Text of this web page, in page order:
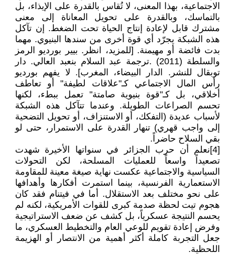
الاجتماعية، بهذا المعنى، لا تُقاس بالقدرة على الإيذاء، بل
بالتماسك، وبالقدرة على تحويل المعاناة إلى معنى
مشترك قابل لإعادة إنتاج الحياة تحت الضغط. إن تآكل
هذه الشبكة يجرّد أي قوة أخرى من سندها البنيوي. مهما
بدت فائضة أو مهيمنة. [للمزيد، انظر. بيير بورديو الرمز
والسلطة (2011) .ترجمة عبد السلام بنعبد العالي. دار
توبقال للنشر. الدار البيضاء، المغرب]. لا يفهم بورديو
رأس المال الاجتماعي كـ"علاقات لطيفة" أو تعاطف
أخلاقي، بل كـ"قوة بنيوية صامتة" تعمل ببطء، لكنها
تحسم الصراعات الطويلة. وعندما تتآكل هذه الشبكة
لأسباب عديدة (التفكك، أو الاستنزاف، أو تحويل التضحية
إلى واجب قهري) تنهار القدرة على الاستمرار، حتى لو
بقي السلاح حاضراً.
[4]نعلم أن حرب الجزائر في سنواتها الأخيرة شهدت
تصعيداً واسعاً للعمليات المسلحة، لكن التحولات
السياسية والاجتماعية عكست نهاية صيغة معينة للمقاومة
الاستعمارية الفرنسية، بينما استمرت أفكارها وأهدافها
على نحو مختلف بعد الاستقلال. أما في فيتنام فقد كان
هجوم تيت لحظة صدمة كبرى للقوات الأمريكية، لكنه لم
يحسم النتيجة عسكرياً، بل كشف عن ضعف الاستراتيجية
وفرض إعادة تقويم للوعي العام والتخطيط العسكري، ما
جعل التجربة كاملة أكثر أهمية من الانتصار أو الهزيمة
اللحظية.